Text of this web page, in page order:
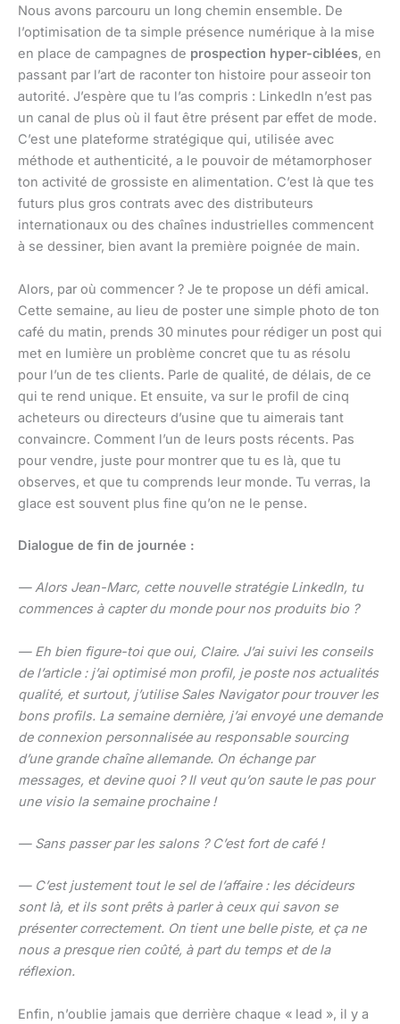
Nous avons parcouru un long chemin ensemble. De
l’optimisation de ta simple présence numérique à la mise
en place de campagnes de prospection hyper-ciblées, en
passant par l’art de raconter ton histoire pour asseoir ton
autorité. J’espère que tu l’as compris : LinkedIn n’est pas
un canal de plus où il faut être présent par effet de mode.
C’est une plateforme stratégique qui, utilisée avec
méthode et authenticité, a le pouvoir de métamorphoser
ton activité de grossiste en alimentation. C’est là que tes
futurs plus gros contrats avec des distributeurs
internationaux ou des chaînes industrielles commencent
à se dessiner, bien avant la première poignée de main.
Alors, par où commencer ? Je te propose un défi amical.
Cette semaine, au lieu de poster une simple photo de ton
café du matin, prends 30 minutes pour rédiger un post qui
met en lumière un problème concret que tu as résolu
pour l’un de tes clients. Parle de qualité, de délais, de ce
qui te rend unique. Et ensuite, va sur le profil de cinq
acheteurs ou directeurs d’usine que tu aimerais tant
convaincre. Comment l’un de leurs posts récents. Pas
pour vendre, juste pour montrer que tu es là, que tu
observes, et que tu comprends leur monde. Tu verras, la
glace est souvent plus fine qu’on ne le pense.
Dialogue de fin de journée :
— Alors Jean-Marc, cette nouvelle stratégie LinkedIn, tu
commences à capter du monde pour nos produits bio ?
— Eh bien figure-toi que oui, Claire. J’ai suivi les conseils
de l’article : j’ai optimisé mon profil, je poste nos actualités
qualité, et surtout, j’utilise Sales Navigator pour trouver les
bons profils. La semaine dernière, j’ai envoyé une demande
de connexion personnalisée au responsable sourcing
d’une grande chaîne allemande. On échange par
messages, et devine quoi ? Il veut qu’on saute le pas pour
une visio la semaine prochaine !
— Sans passer par les salons ? C’est fort de café !
— C’est justement tout le sel de l’affaire : les décideurs
sont là, et ils sont prêts à parler à ceux qui savon se
présenter correctement. On tient une belle piste, et ça ne
nous a presque rien coûté, à part du temps et de la
réflexion.
Enfin, n’oublie jamais que derrière chaque « lead », il y a